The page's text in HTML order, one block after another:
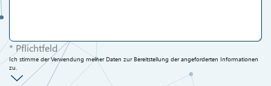
* Pflichtfeld
Ich stimme der Verwendung meiner Daten zur Bereitstellung der angeforderten Informationen
zu.